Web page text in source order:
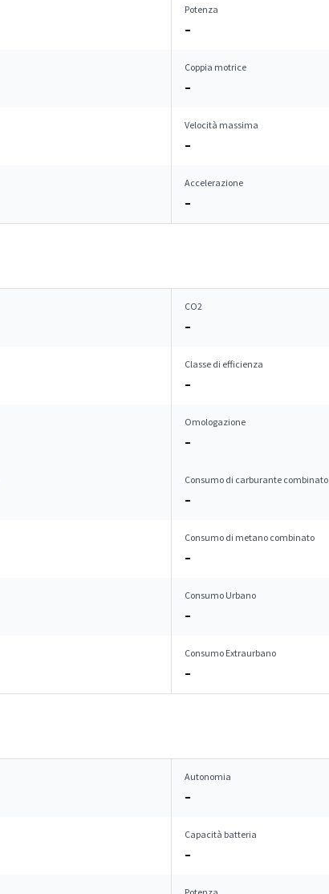
Potenza
–
Coppia motrice
–
Velocità massima
–
Accelerazione
–
CO2
–
Classe di efficienza
–
Omologazione
–
Consumo di carburante combinato
–
Consumo di metano combinato
–
Consumo Urbano
–
Consumo Extraurbano
–
Autonomia
–
Capacità batteria
–